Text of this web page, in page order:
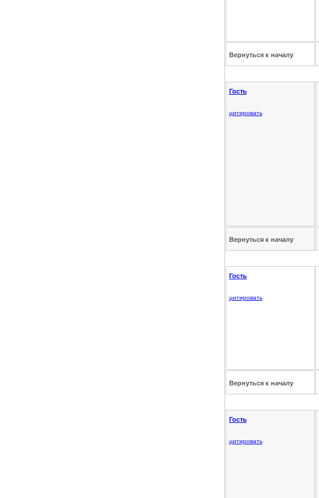
Вернуться к началу
Гость
цитировать
Вернуться к началу
Гость
цитировать
Вернуться к началу
Гость
цитировать